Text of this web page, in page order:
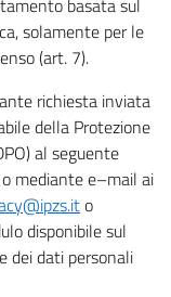
basata sul
solamente per le
(art. 7).
richiesta inviata
della Protezione
al seguente
mediante e–mail ai
o
disponibile sul
dei dati personali